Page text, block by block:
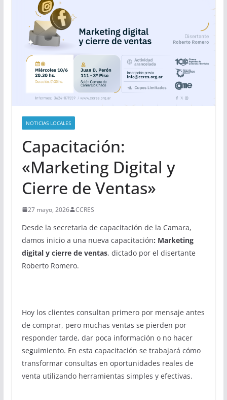
NOTICIAS LOCALES
Capacitación:
«Marketing Digital y
Cierre de Ventas»
27 mayo, 2026 CCRES
Desde la secretaria de capacitación de la Camara,
damos inicio a una nueva capacitación: Marketing
digital y cierre de ventas, dictado por el disertante
Roberto Romero.
Hoy los clientes consultan primero por mensaje antes
de comprar, pero muchas ventas se pierden por
responder tarde, dar poca información o no hacer
seguimiento. En esta capacitación se trabajará cómo
transformar consultas en oportunidades reales de
venta utilizando herramientas simples y efectivas.